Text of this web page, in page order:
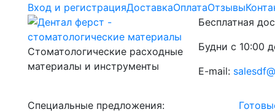
Вход и регистрацияДоставкаОплатаОтзывы
Стоматологические расходные
материалы и инструменты
Бесплатная
Будни с 10:00
E-mail:
Специальные предложения: